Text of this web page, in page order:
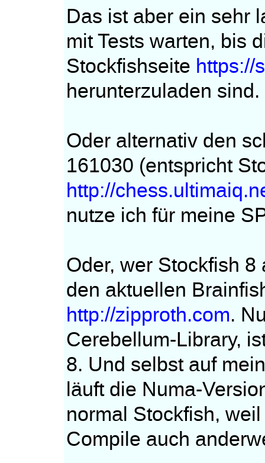
Das ist aber ein sehr
mit Tests warten, bis
Stockfishseite https://
herunterzuladen sind.
Oder alternativ den
161030 (entspricht
http://
nutze ich für meine
Oder, wer Stockfish
den aktuellen
http://zipproth.com.
Cerebellum-Library,
8. Und selbst auf
läuft die Numa-
normal Stockfish,
Compile auch